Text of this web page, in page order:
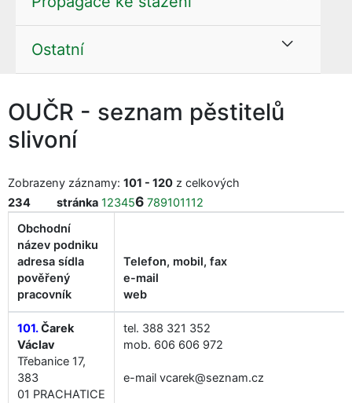
Ostatní
OUČR - seznam pěstitelů
slivoní
Zobrazeny záznamy: 101 - 120 z celkových
234
stránka 123456 789101112
Obchodní
název podniku
adresa sídla
pověřený
pracovník
Telefon, mobil, fax
e-mail
web
101.Čarek
Václav
Třebanice 17,
383
01 PRACHATICE
tel. 388 321 352
mob. 606 606 972
e-mail vcarek@seznam.cz